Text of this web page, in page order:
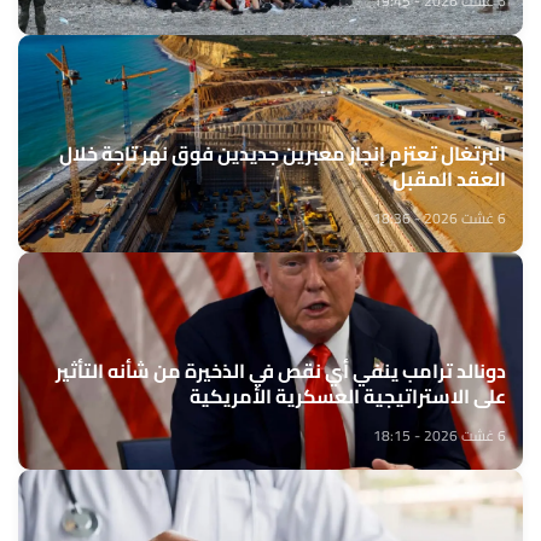
البرتغال تعتزم إنجاز معبرين جديدين فوق نهر تاجة خلال
العقد المقبل
6 غشت 2026 - 18:36
دونالد ترامب ينفي أي نقص في الذخيرة من شأنه التأثير
على الاستراتيجية العسكرية الأمريكية
6 غشت 2026 - 18:15